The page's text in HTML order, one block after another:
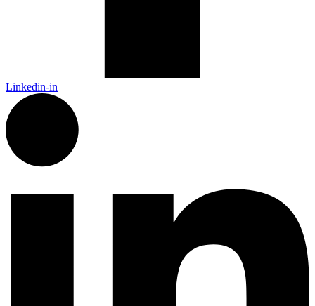
Linkedin-in